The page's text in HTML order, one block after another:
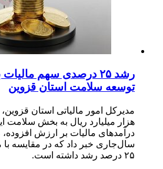
رشد ۲۵ درصدی سهم
توسعه سلامت استان قزوین
هزار میلیارد ریال به بخش سلامت
درآمدهای مالیات بر ارزش
سال‌جاری خبر داد که در مقایسه
۲۵ درصد رشد داشته است.